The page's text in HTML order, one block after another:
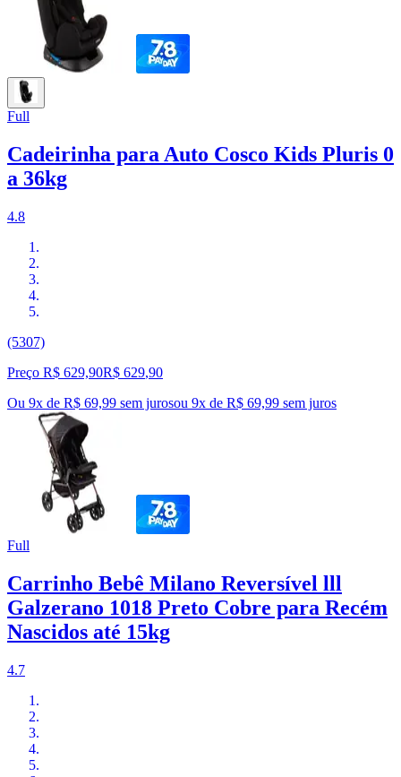
Full
Cadeirinha para Auto Cosco Kids Pluris 0
a 36kg
4.8
(5307)
Preço R$ 629,90R$ 629,90
Ou 9x de R$ 69,99 sem jurosou 9x de R$ 69,99 sem juros
Full
Carrinho Bebê Milano Reversível lll
Galzerano 1018 Preto Cobre para Recém
Nascidos até 15kg
4.7